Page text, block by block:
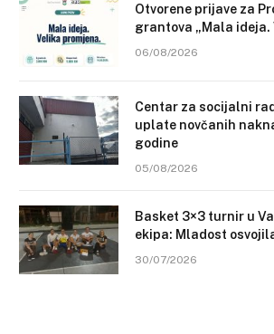
Otvorene prijave za
grantova „Mala ideja.
06/08/2026
Centar za socijalni
uplate novčanih
godine
05/08/2026
Basket 3×3 turnir u
ekipa: Mladost
30/07/2026